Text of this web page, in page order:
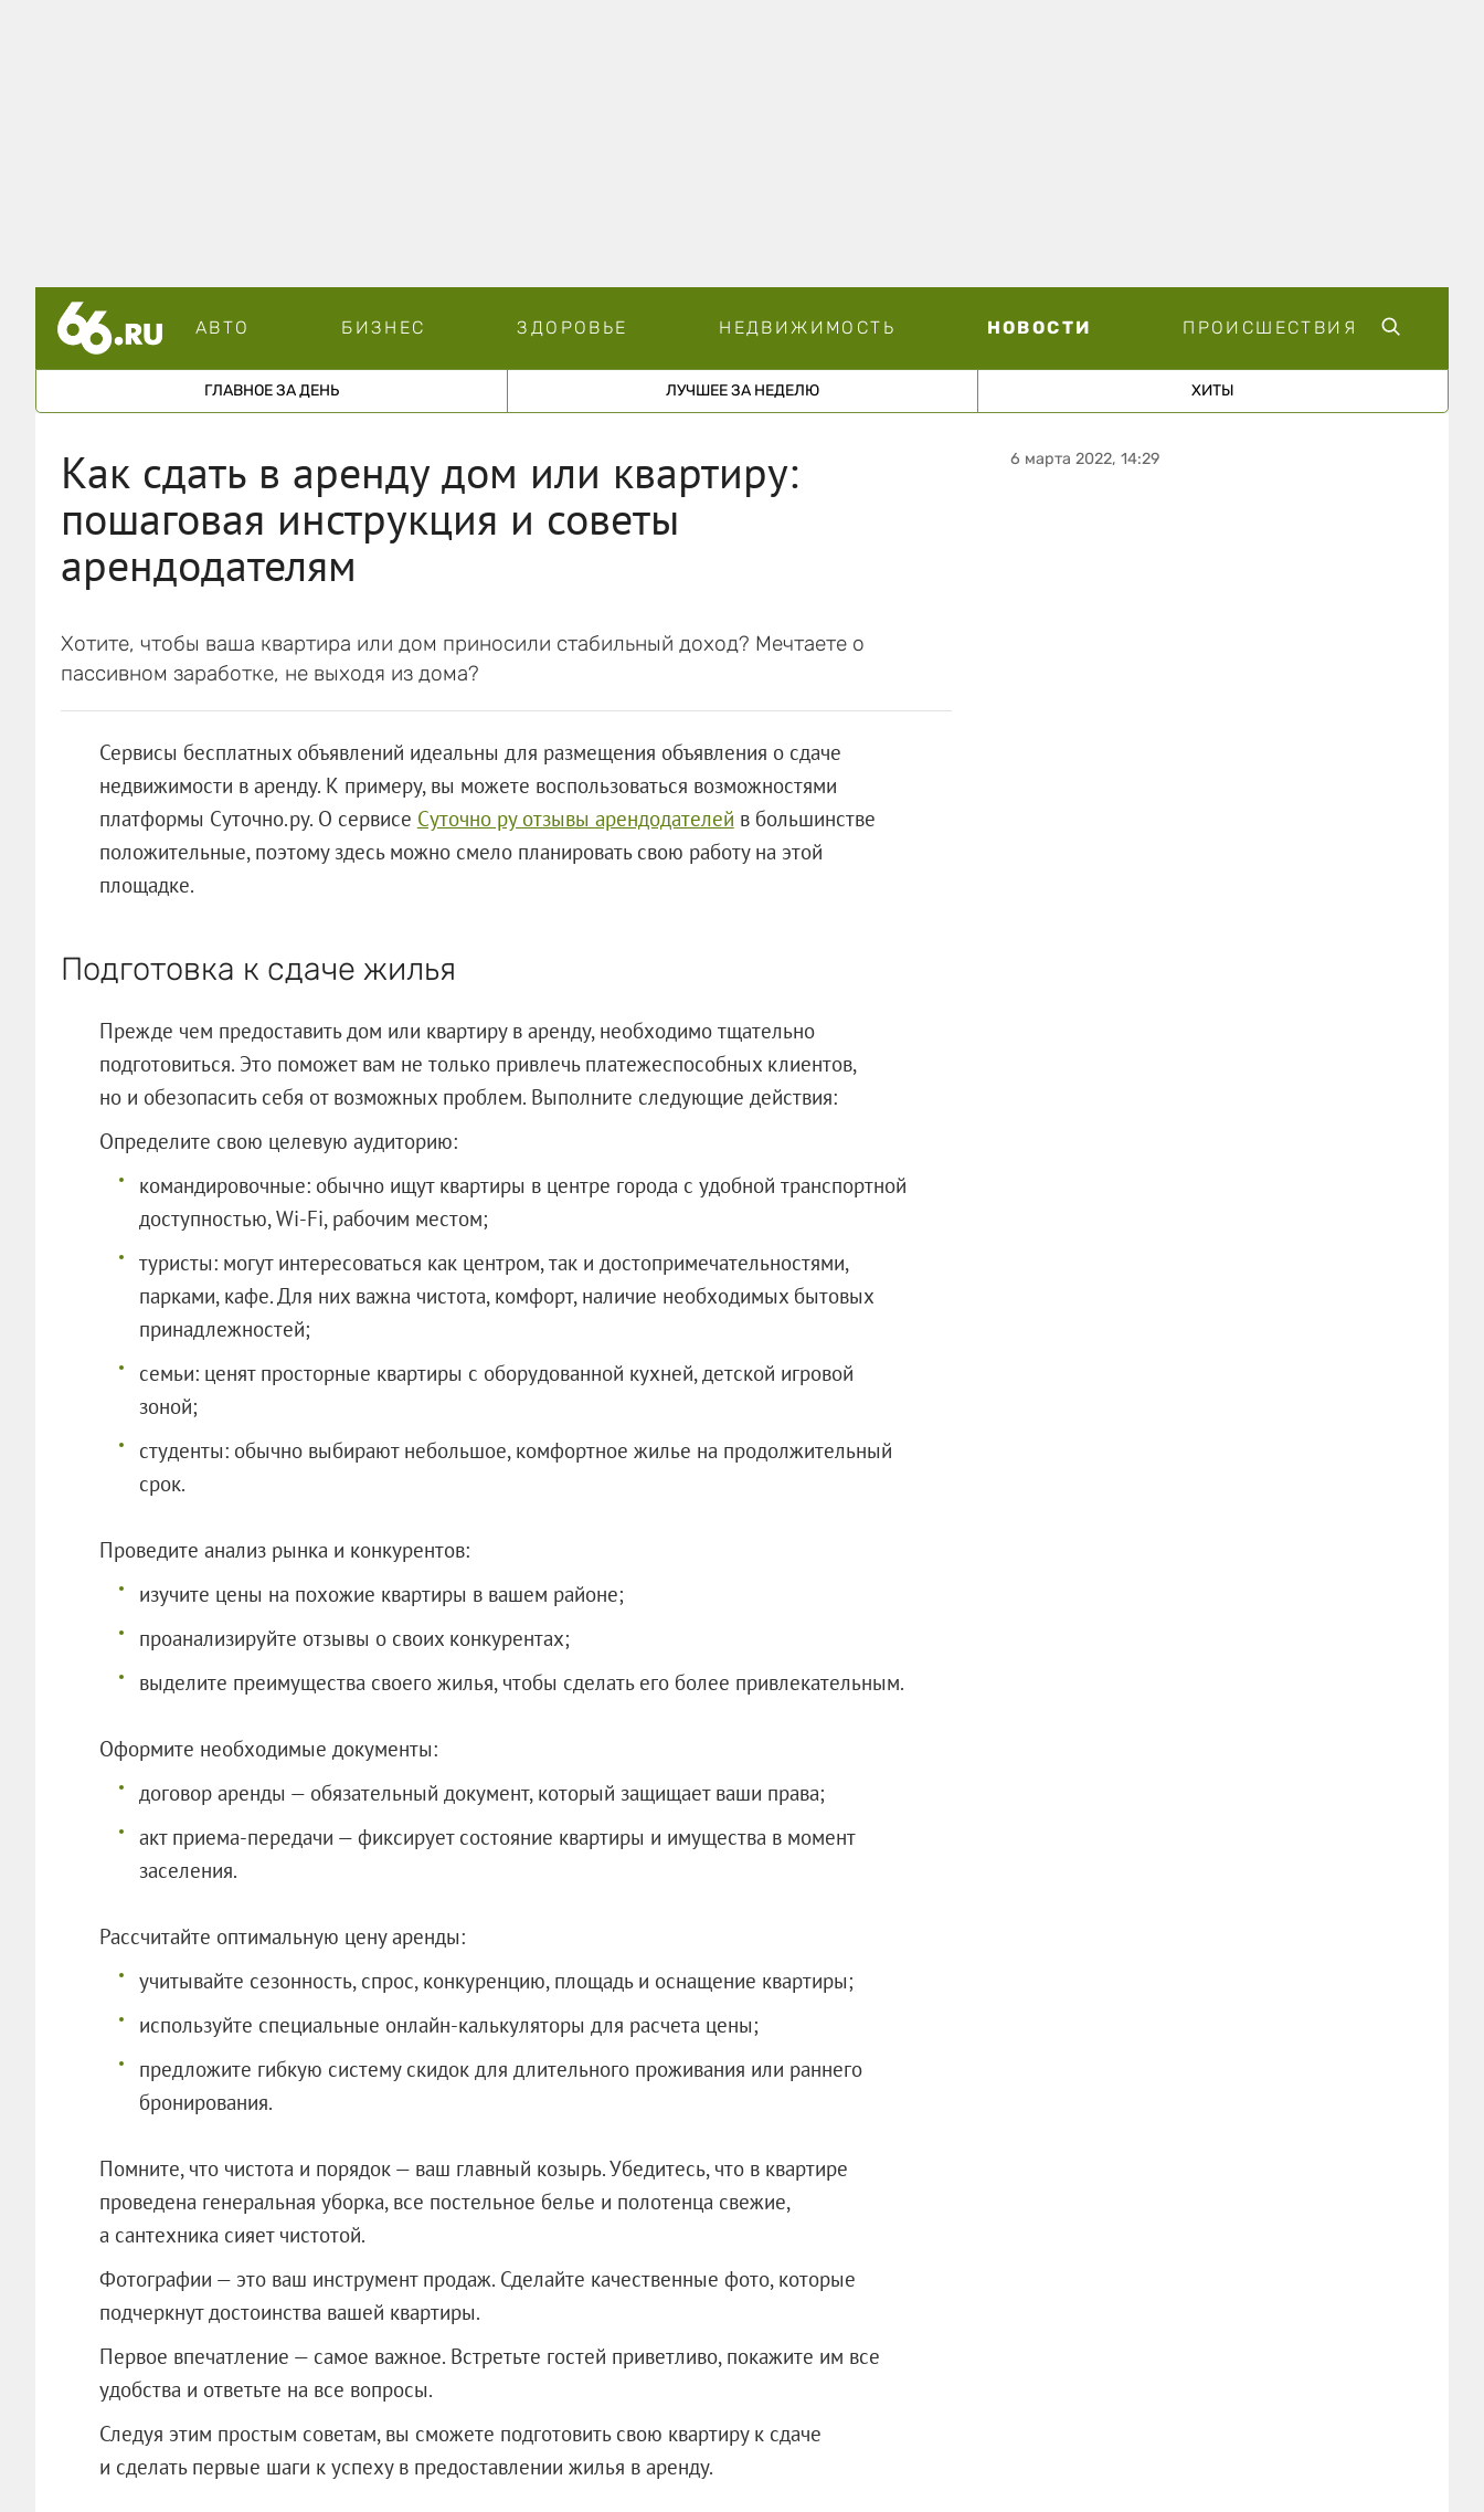
АВТО БИЗНЕС ЗДОРОВЬЕ НЕДВИЖИМОСТЬ НОВОСТИ ПРОИСШЕСТВИЯ
ГЛАВНОЕ ЗА ДЕНЬ ЛУЧШЕЕ ЗА НЕДЕЛЮ ХИТЫ
Как сдать в аренду дом или квартиру:
пошаговая инструкция и советы
арендодателям
Хотите, чтобы ваша квартира или дом приносили стабильный доход? Мечтаете о
пассивном заработке, не выходя из дома?
Сервисы бесплатных объявлений идеальны для размещения объявления о сдаче
недвижимости в аренду. К примеру, вы можете воспользоваться возможностями
платформы Суточно.ру. О сервисе Суточно ру отзывы арендодателей в большинстве
положительные, поэтому здесь можно смело планировать свою работу на этой
площадке.
Подготовка к сдаче жилья
Прежде чем предоставить дом или квартиру в аренду, необходимо тщательно
подготовиться. Это поможет вам не только привлечь платежеспособных клиентов,
но и обезопасить себя от возможных проблем. Выполните следующие действия:
Определите свою целевую аудиторию:
командировочные: обычно ищут квартиры в центре города с удобной транспортной
доступностью, Wi-Fi, рабочим местом;
туристы: могут интересоваться как центром, так и достопримечательностями,
парками, кафе. Для них важна чистота, комфорт, наличие необходимых бытовых
принадлежностей;
семьи: ценят просторные квартиры с оборудованной кухней, детской игровой
зоной;
студенты: обычно выбирают небольшое, комфортное жилье на продолжительный
срок.
Проведите анализ рынка и конкурентов:
изучите цены на похожие квартиры в вашем районе;
проанализируйте отзывы о своих конкурентах;
выделите преимущества своего жилья, чтобы сделать его более привлекательным.
Оформите необходимые документы:
договор аренды — обязательный документ, который защищает ваши права;
акт приема-передачи — фиксирует состояние квартиры и имущества в момент
заселения.
Рассчитайте оптимальную цену аренды:
учитывайте сезонность, спрос, конкуренцию, площадь и оснащение квартиры;
используйте специальные онлайн-калькуляторы для расчета цены;
предложите гибкую систему скидок для длительного проживания или раннего
бронирования.
Помните, что чистота и порядок — ваш главный козырь. Убедитесь, что в квартире
проведена генеральная уборка, все постельное белье и полотенца свежие,
а сантехника сияет чистотой.
Фотографии — это ваш инструмент продаж. Сделайте качественные фото, которые
подчеркнут достоинства вашей квартиры.
Первое впечатление — самое важное. Встретьте гостей приветливо, покажите им все
удобства и ответьте на все вопросы.
Следуя этим простым советам, вы сможете подготовить свою квартиру к сдаче
и сделать первые шаги к успеху в предоставлении жилья в аренду.
6 марта 2022, 14:29